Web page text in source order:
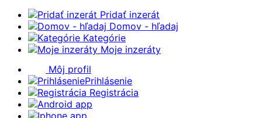
Pridať inzerát
Domov - hľadaj
Kategórie
Moje inzeráty
Môj profil
Prihlásenie
Registrácia